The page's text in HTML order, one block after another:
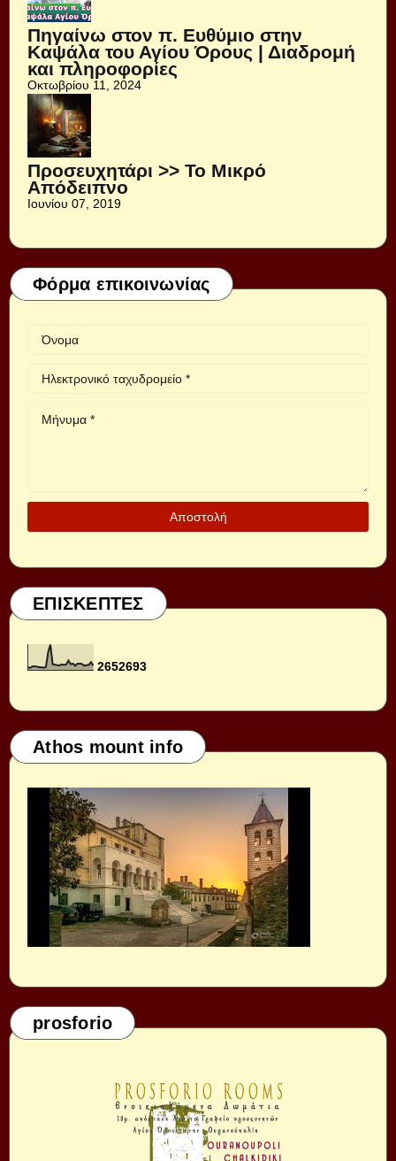
Πηγαίνω στον π. Ευθύμιο στην
Καψάλα του Αγίου Όρους | Διαδρομή
και πληροφορίες
Οκτωβρίου 11, 2024
Προσευχητάρι >> Το Μικρό
Απόδειπνο
Ιουνίου 07, 2019
Φόρμα επικοινωνίας
ΕΠΙΣΚΕΠΤΕΣ
2652693
Athos mount info
prosforio